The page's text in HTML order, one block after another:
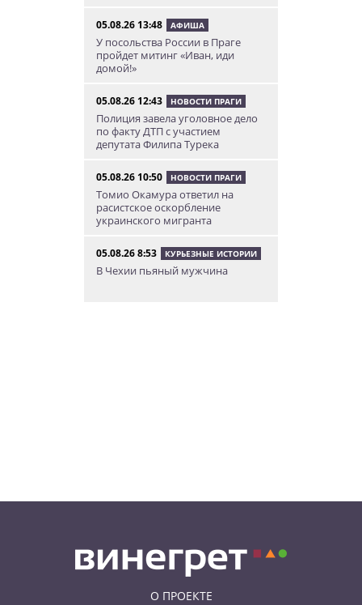
05.08.26 13:48 АФИША
У посольства России в Праге
пройдет митинг «Иван, иди
домой!»
05.08.26 12:43 НОВОСТИ ПРАГИ
Полиция завела уголовное дело
по факту ДТП с участием
депутата Филипа Турека
05.08.26 10:50 НОВОСТИ ПРАГИ
Томио Окамура ответил на
расистское оскорбление
украинского мигранта
05.08.26 8:53 КУРЬЕЗНЫЕ ИСТОРИИ
В Чехии пьяный мужчина
О ПРОЕКТЕ